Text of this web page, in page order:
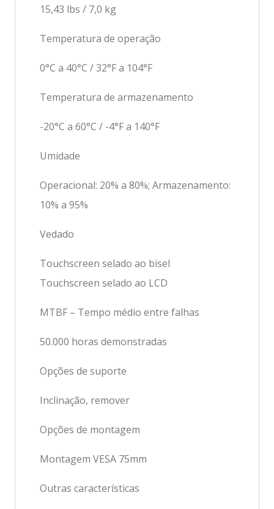
15,43 lbs / 7,0 kg
Temperatura de operação
0°C a 40°C / 32°F a 104°F
Temperatura de armazenamento
-20°C a 60°C / -4°F a 140°F
Umidade
Operacional: 20% a 80%; Armazenamento:
10% a 95%
Vedado
Touchscreen selado ao bisel
Touchscreen selado ao LCD
MTBF – Tempo médio entre falhas
50.000 horas demonstradas
Opções de suporte
Inclinação, remover
Opções de montagem
Montagem VESA 75mm
Outras características